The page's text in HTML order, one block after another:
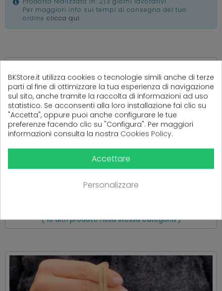
Per maggiori info sui tempi di consegna del tuo
ordine clicca qui.
(0Recensioni)
Ancora nessuna recensione da parte degli utenti.
( 16 altri prodotti nella stessa categoria )
BKStore.it utilizza cookies o tecnologie simili anche di terze
parti al fine di ottimizzare la tua esperienza di navigazione
sul sito, anche tramite la raccolta di informazioni ad uso
statistico. Se acconsenti alla loro installazione fai clic su
"Accetta", oppure puoi anche configurare le tue
preferenze facendo clic su "Configura". Per maggiori
informazioni consulta la nostra Cookies Policy.
Accettare
Personalizzare